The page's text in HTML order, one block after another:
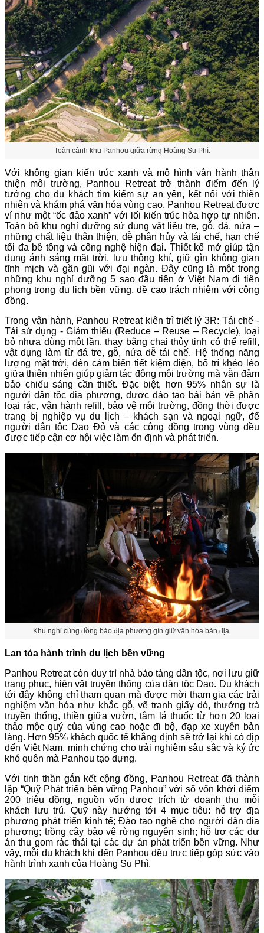
Toàn cảnh khu Panhou giữa rừng Hoàng Su Phì.
Với không gian kiến trúc xanh và mô hình vận hành thân
thiện môi trường, Panhou Retreat trở thành điểm đến lý
tưởng cho du khách tìm kiếm sự an yên, kết nối với thiên
nhiên và khám phá văn hóa vùng cao. Panhou Retreat được
ví như một “ốc đảo xanh” với lối kiến trúc hòa hợp tự nhiên.
Toàn bộ khu nghỉ dưỡng sử dụng vật liệu tre, gỗ, đá, nứa –
những chất liệu thân thiện, dễ phân hủy và tái chế, hạn chế
tối đa bê tông và công nghệ hiện đại. Thiết kế mở giúp tận
dụng ánh sáng mặt trời, lưu thông khí, giữ gìn không gian
tĩnh mịch và gần gũi với đại ngàn. Đây cũng là một trong
những khu nghỉ dưỡng 5 sao đầu tiên ở Việt Nam đi tiên
phong trong du lịch bền vững, đề cao trách nhiệm với cộng
đồng.
Trong vận hành, Panhou Retreat kiên trì triết lý 3R: Tái chế -
Tái sử dụng - Giảm thiểu (Reduce – Reuse – Recycle), loại
bỏ nhựa dùng một lần, thay bằng chai thủy tinh có thể refill,
vật dụng làm từ đá tre, gỗ, nứa dễ tái chế. Hệ thống năng
lượng mặt trời, đèn cảm biến tiết kiệm điện, bố trí khéo léo
giữa thiên nhiên giúp giảm tác động môi trường mà vẫn đảm
bảo chiếu sáng cần thiết. Đặc biệt, hơn 95% nhân sự là
người dân tộc địa phương, được đào tạo bài bản về phân
loại rác, vận hành refill, bảo vệ môi trường, đồng thời được
trang bị nghiệp vụ du lịch – khách sạn và ngoại ngữ, để
người dân tộc Dao Đỏ và các cộng đồng trong vùng đều
được tiếp cận cơ hội việc làm ổn định và phát triển.
Khu nghỉ cùng đồng bào địa phương gìn giữ văn hóa bản địa.
Lan tỏa hành trình du lịch bền vững
Panhou Retreat còn duy trì nhà bảo tàng dân tộc, nơi lưu giữ
trang phục, hiện vật truyền thống của dân tộc Dao. Du khách
tới đây không chỉ tham quan mà được mời tham gia các trải
nghiệm văn hóa như khắc gỗ, vẽ tranh giấy dó, thưởng trà
truyền thống, thiền giữa vườn, tắm lá thuốc từ hơn 20 loại
thảo mộc quý của vùng cao hoặc đi bộ, đạp xe xuyên bản
làng. Hơn 95% khách quốc tế khẳng định sẽ trở lại khi có dịp
đến Việt Nam, minh chứng cho trải nghiệm sâu sắc và ký ức
khó quên mà Panhou tạo dựng.
Với tinh thần gắn kết cộng đồng, Panhou Retreat đã thành
lập “Quỹ Phát triển bền vững Panhou” với số vốn khởi điểm
200 triệu đồng, nguồn vốn được trích từ doanh thu mỗi
khách lưu trú. Quỹ này hướng tới 4 mục tiêu: hỗ trợ địa
phương phát triển kinh tế; Đào tạo nghề cho người dân địa
phương; trồng cây bảo vệ rừng nguyên sinh; hỗ trợ các dự
án thu gom rác thải tại các dự án phát triển bền vững. Như
vậy, mỗi du khách khi đến Panhou đều trực tiếp góp sức vào
hành trình xanh của Hoàng Su Phì.